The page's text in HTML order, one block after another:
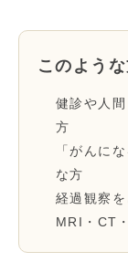
このよう
健診や人
方
「がんに
な方
経過観察
MRI・CT